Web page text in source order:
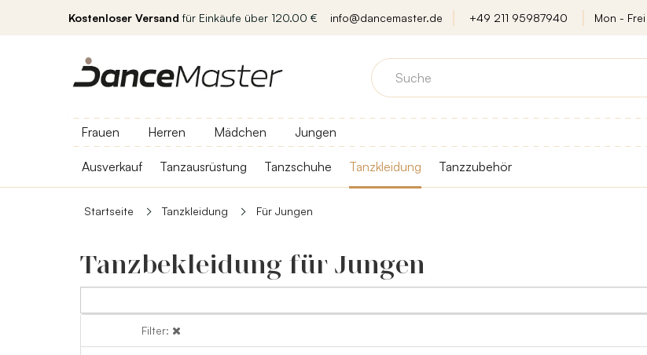
Kostenloser Versand für Einkäufe über 120.00 € info@dancemaster.de +49 211 95987940 Mon -
Frauen Herren Mädchen Jungen
Ausverkauf Tanzausrüstung Tanzschuhe Tanzkleidung Tanzzubehör
Startseite Tanzkleidung Für Jungen
Tanzbekleidung für Jungen
Filter: